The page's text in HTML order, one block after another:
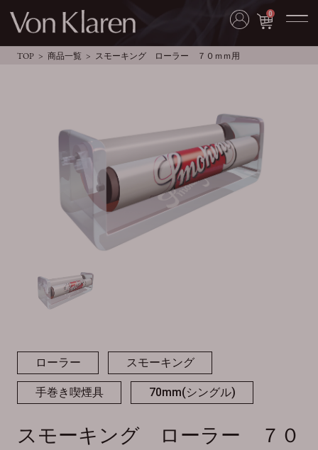
0
TOP 商品一覧 スモーキング ローラー ７０ｍｍ用
ローラー スモーキング
手巻き喫煙具 70mm(シングル)
スモーキング ローラー ７０